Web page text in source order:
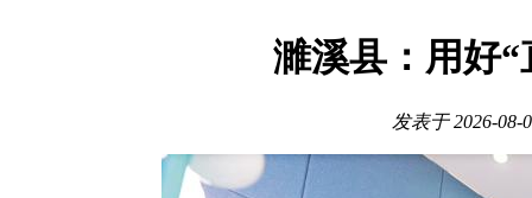
濉溪县：用好“
发表于2026-08-